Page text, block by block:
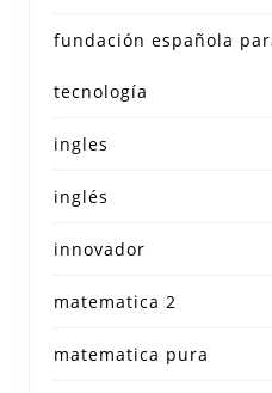
fundación española
tecnología
ingles
inglés
innovador
matematica 2
matematica pura